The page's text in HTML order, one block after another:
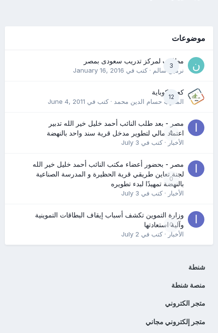
موضوعات
3
مطلوب لمركز تدريب سعودى بمصر
نرمين سالم· كتب في January 16, 2016
12
كعب كوباية
المدرب حسام الدين محمد· كتب في June 4, 2011
0
مصر - بعد طلب النائب أحمد خليل خير الله تدبير
اعتماد مالي لتطوير مدخل قرية سند واحد بالنهضة
الأخبار· كتب في July 3
0
مصر - بحضور أعضاء مكتب النائب أحمد خليل خير الله
لجنة تعاين طريقي قرية الحظيرة و المدرسة الصناعية
بالنهضة تمهيدًا لبدء تطويره
الأخبار· كتب في July 3
0
وزارة التموين تكشف أسباب إيقاف البطاقات التموينية
وآلية استعادتها
الأخبار· كتب في July 2
شنطة
منصة شنطة
متجر الكتروني
متجر إلكتروني مجاني